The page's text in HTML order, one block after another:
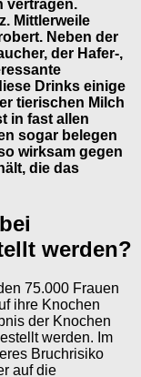
vertragen.
Mittlerweile
Neben der
der Hafer-,
Drinks einige
tierischen Milch
in fast allen
sogar belegen
wirksam gegen
die das
werden?
75.000 Frauen
ihre Knochen
der Knochen
werden. Im
Bruchrisiko
auf die